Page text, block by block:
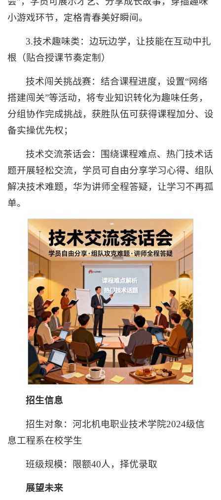
小游戏环节，定格青春美好瞬间。
3.技术趣味类：边玩边学，让技能在互动中扎
根（贴合授课节奏定制）
技术闯关挑战赛：结合课程进度，设置“网络
搭建闯关”等活动，将专业知识转化为趣味任务，
分组协作完成挑战，获胜队伍可获得课程加分、设
备实操优先权；
技术交流茶话会：围绕课程难点、热门技术话
题开展轻松交流，学员可自由分享学习心得、组队
解决技术难题，华为讲师全程答疑，让学习不再孤
单。
招生信息
招生对象：河北机电职业技术学院2024级信
息工程系在校学生
班级规模：限额40人，择优录取
展望未来